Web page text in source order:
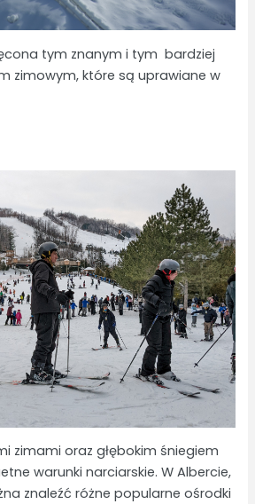
tym znanym i tym bardziej
zimowym, które są uprawiane w
zimami oraz głębokim śniegiem
warunki narciarskie. W Albercie,
znaleźć różne popularne ośrodki